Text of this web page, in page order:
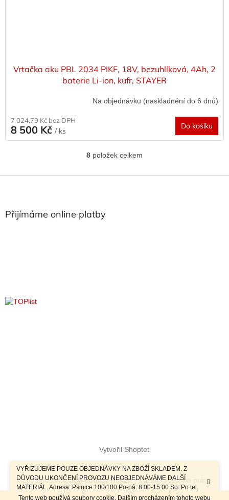
Tento web používá soubory cookie. Dalším procházením tohoto webu
VYŘIZUJEME POUZE OBJEDNÁVKY NA ZBOŽÍ SKLADEM. Z
DŮVODU UKONČENÍ PROVOZU NEOBJEDNÁVÁME DALŠÍ
MATERIÁL. Adresa: Psinice 100/100 Po-pá: 8:00-15:00 So: Po tel.
dohodě Sobotní prodej a závozy materiálu po telefonické dohodě.
Vrtačka aku PBL 2034 PIKF, 18V, bezuhlíková, 4Ah, 2
baterie Li-ion, kufr, STAYER
Na objednávku (naskladnění do 6 dnů)
7 024,79 Kč bez DPH
8 500 Kč / ks
Do košíku
O
l
8 položek celkem
Z
Přijímáme online platby
Vytvořil Shoptet
Copyright 2026Stavebniny Haken - Libáň. Všechna práva
vyhrazena.